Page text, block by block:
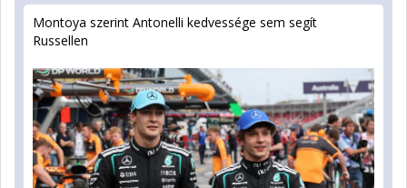
Montoya szerint Antonelli kedvessége sem segít
Russellen